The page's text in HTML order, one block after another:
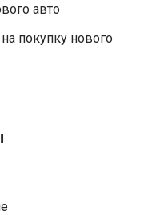
авто
покупку нового